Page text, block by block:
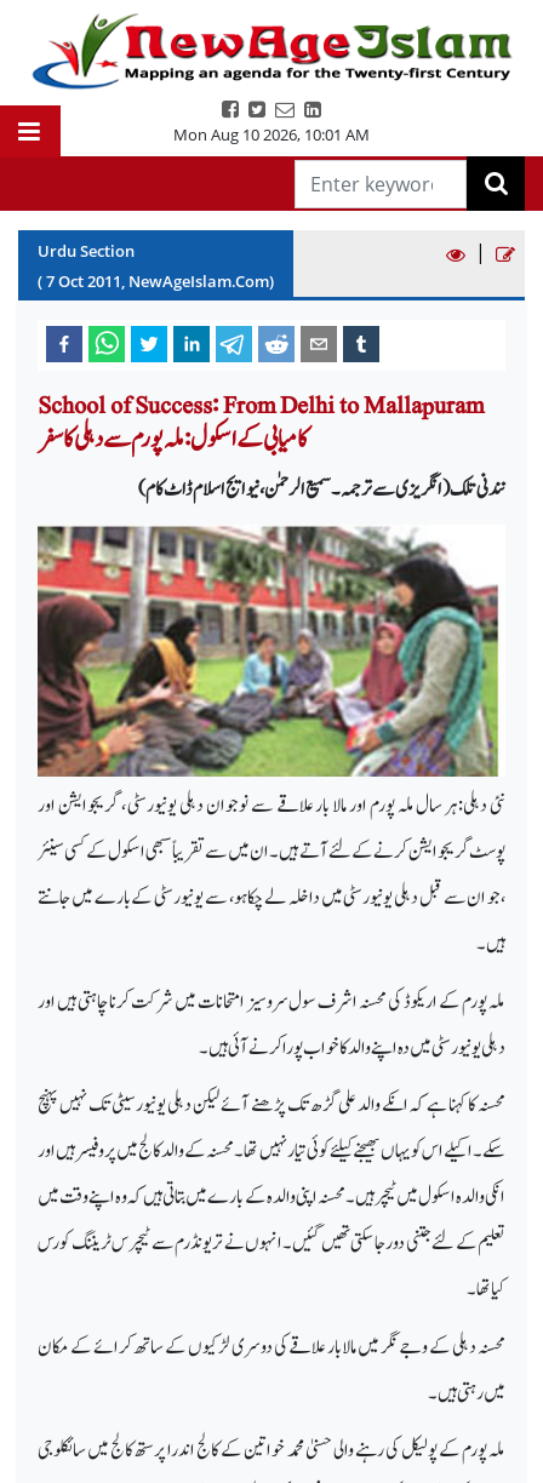
Mon Aug 10 2026, 10:01 AM
Urdu Section
(7Oct2011, NewAgeIslam.Com)
|
School of Success: From Delhi to Mallapuram
کامیابی کے اسکول: ملہ پورم سے دہلی کا سفر
نندنی تلک (انگریزی سے ترجمہ۔سمیع الرحمٰن،نیو ایج اسلام ڈاٹ کام)
نئی دہلی:ہر سال ملہ پورم اور مالا بار علاقے سے نوجوان دہلی یونیورسٹی ، گریجوایشن اور
پوسٹ گریجو ایشن کرنے کے لئے آتے ہیں ۔ان میں سے تقریباً سبھی اسکول کے کسی سینئر
،جو ان سے قبل دہلی یونیورسٹی میں داخلہ لے چکا ہو، سے یونیورسٹی کے بارے میں جانتے
ہیں ۔
ملہ پورم کے اریکوڈ کی محسنہ اشرف سول سروسیز امتحانات میں شرکت کرنا چاہتی ہیں اور
دہلی یونیورسٹی میں دہ اپنے والد کا خواب پورا کرنے آئی ہیں۔
محسنہ کا کہنا ہے کہ انکے والد علی گڑھ تک پڑھنے آئے لیکن دہلی یونیورسیٹی تک نہیں پہنچ
سکے۔اکیلے اس کو یہاں بھیجنے کیلئے کوئی تیار نہیں تھا۔محسنہ کے والد کالج میں پروفیسر ہیں اور
انکی والدہ اسکول میں ٹیچر ہیں۔ محسنہ اپنی والدہ کے بارے میں بتاتی ہیں کہ وہ اپنے وقت میں
تعلیم کے لئے جتنی دور جا سکتی تھیں گئیں۔انہوں نے تریونڈرم سے ٹیچرس ٹریننگ کورس
کیا تھا۔
محسنہ دہلی کے وجے نگر میں مالابار علاقے کی دوسری لڑکیوں کے ساتھ کرائے کے مکان
میں رہتی ہیں۔
ملہ پورم کے پولیکل کی رہنے والی حسنیٰ محمد خواتین کے کالج اندرا پرستھ کالج میں سائکلوجی